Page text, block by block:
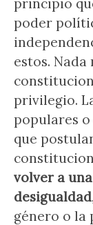
principio
poder
estos. Nada
privilegio.
populares
que
volver a
desigualdad
género o la